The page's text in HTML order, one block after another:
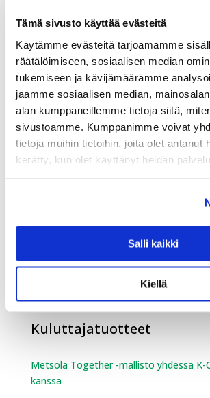
Tämä sivusto käyttää evästeitä
Käytämme evästeitä tarjoamamme
räätälöimiseen, sosiaalisen median
tukemiseen ja kävijämäärämme
jaamme sosiaalisen median,
alan kumppaneillemme tietoja siitä,
sivustoamme. Kumppanimme voivat
tietoja muihin tietoihin, joita olet antanut
kerätty, kun olet käyttänyt heidän
Salli kaikki
Kiellä
Kessu Oy toimitti Vieremälle maailman
biokaasulla toimivan latukoneen.
Engo-joustokaukalon asennus valmistui
Kempelehalliin!
Kessu Oy toimitti Hakunilan
TechnoAlpin SnowFactory
Team Sportia on laajentunut Ouluun
SGN Sport kasvaa myös Ruotsissa!
Kuluttajatuotteet
Metsola Together -mallisto yhdessä K-
kanssa